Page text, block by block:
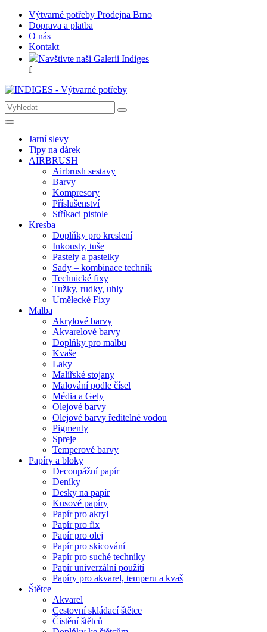
Výtvarné potřeby Prodejna Brno
Doprava a platba
O nás
Kontakt
Navštivte naši Galerii Indiges
f
Jarní slevy
Tipy na dárek
AIRBRUSH
Airbrush sestavy
Barvy
Kompresory
Příslušenství
Stříkaci pistole
Kresba
Doplňky pro kreslení
Inkousty, tuše
Pastely a pastelky
Sady – kombinace technik
Technické fixy
Tužky, rudky, uhly
Umělecké Fixy
Malba
Akrylové barvy
Akvarelové barvy
Doplňky pro malbu
Kvaše
Laky
Malířské stojany
Malování podle čísel
Média a Gely
Olejové barvy
Olejové barvy ředitelné vodou
Pigmenty
Spreje
Temperové barvy
Papíry a bloky
Decoupážní papír
Deníky
Desky na papír
Kusové papíry
Papír pro akryl
Papír pro fix
Papír pro olej
Papír pro skicování
Papír pro suché techniky
Papír univerzální použití
Papíry pro akvarel, temperu a kvaš
Štětce
Akvarel
Cestovní skládací štětce
Čistění štětců